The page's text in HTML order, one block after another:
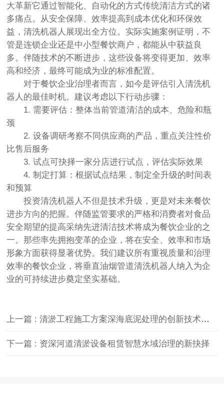
大革新它通过智能化、自动化的方式传统清洁方式的诸
多痛点。从安全保障、效率提高到成本优化和环保效
益，清洗机器人展现出全方位。实际实施案例证明，不
管是连锁企业还是中小型餐饮商户，都能从中获益良
多。伴随技术的不断进步，这些设备将变得更加、效率
高和经济，最终可能成为业的标准配置。
对于餐饮企业治理者而言，如今是评估引入清洗机
器人的最佳时机。建议考虑以下行动步骤：
1. 需要评估：整体当前管道清洁的成本、危险和瓶
颈
2. 设备调研考察不同供应商的产品，重点关注性价
比售后服务
3. 试点可抉择一家分店进行试点，评估实际效果
4. 制定打算：根据试点结果，制定全升级的时间表
和预算
投资清洗机器人不但是技术升级，更是对未来餐饮
进步方向的把握。伴随监管要求的严格和消费者对食品
安全期望的提高采纳先进清洁技术将成为餐饮企业的之
一。那些率先拥抱变革的企业，将在安全、效率和市场
形象方面获得显著优势。我们建议所有重视质量和治理
效率的餐饮企业，将垂直油烟管道清洗机器人纳入为企
业的可持续进步奠定坚实基础。
上一篇 : 清淤工程施工方案深海底泥处理的创新技术与挑战！
下一篇 : 资深河道清淤设备租赁智慧水域治理的新抉择